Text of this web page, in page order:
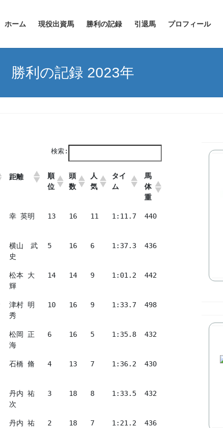
ホーム 現役出資馬 勝利の記録 引退馬 プロフィール
勝利の記録 2023年
検索:
距離
順
位
頭
数
人
気
タイ
ム
馬
体
重
幸 英明 13 16 11 1:11.7 440
横山　武
史
5 16 6 1:37.3 436
松本 大
輝
14 14 9 1:01.2 442
津村 明
秀
10 16 9 1:33.7 498
松岡 正
海
6 16 5 1:35.8 432
石橋 脩 4 13 7 1:36.2 430
丹内 祐
次
3 18 8 1:33.5 432
丹内 祐
2 18 7 1:21.2 436